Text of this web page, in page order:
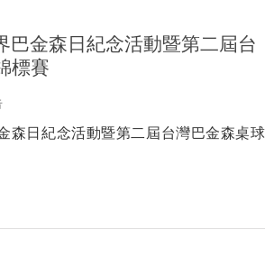
金森日紀念活動暨第二屆台
標賽
森日紀念活動暨第二屆台灣巴金森桌球